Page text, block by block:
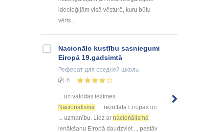
ideoloģijām visā vēsturē, kuru būtu
vērts ...
Nacionālo kustību sasniegumi
Eiropā 19.gadsimtā
Реферат для средней школы
6
... un valodas iezīmes.
Nacionālisma
rezultātā Eiropas un
... uzmanību. Līdz ar nacionālisma
ienākšanu Eiropā daudzviet ... pastāv